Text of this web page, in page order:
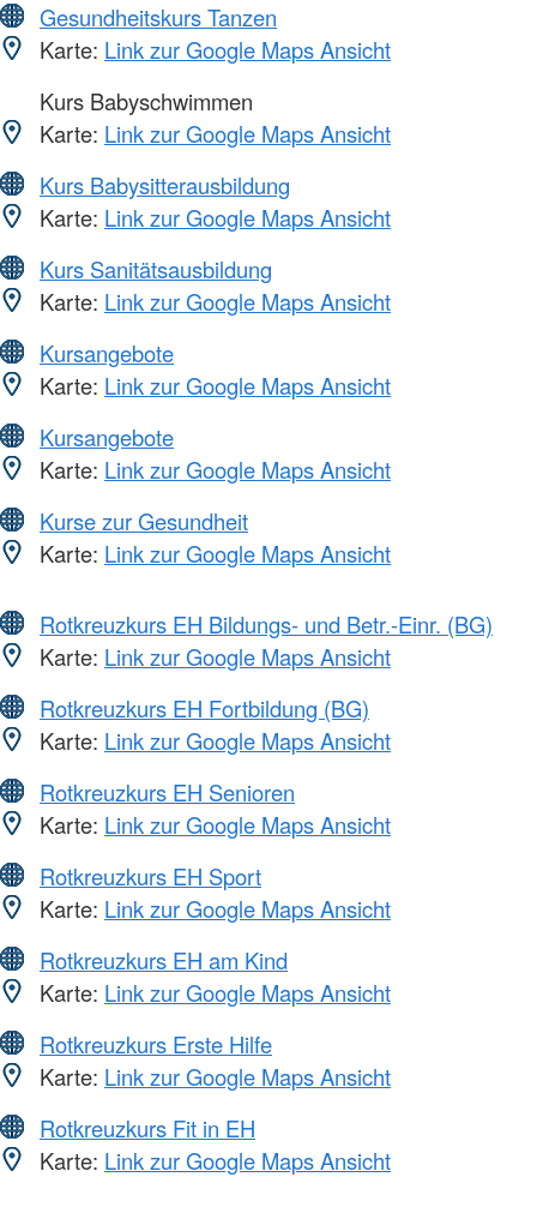
Gesundheitskurs Tanzen
Karte: Link zur Google Maps Ansicht
Kurs Babyschwimmen
Karte: Link zur Google Maps Ansicht
Kurs Babysitterausbildung
Karte: Link zur Google Maps Ansicht
Kurs Sanitätsausbildung
Karte: Link zur Google Maps Ansicht
Kursangebote
Karte: Link zur Google Maps Ansicht
Kursangebote
Karte: Link zur Google Maps Ansicht
Kurse zur Gesundheit
Karte: Link zur Google Maps Ansicht
Rotkreuzkurs EH Bildungs- und Betr.-Einr. (BG)
Karte: Link zur Google Maps Ansicht
Rotkreuzkurs EH Fortbildung (BG)
Karte: Link zur Google Maps Ansicht
Rotkreuzkurs EH Senioren
Karte: Link zur Google Maps Ansicht
Rotkreuzkurs EH Sport
Karte: Link zur Google Maps Ansicht
Rotkreuzkurs EH am Kind
Karte: Link zur Google Maps Ansicht
Rotkreuzkurs Erste Hilfe
Karte: Link zur Google Maps Ansicht
Rotkreuzkurs Fit in EH
Karte: Link zur Google Maps Ansicht